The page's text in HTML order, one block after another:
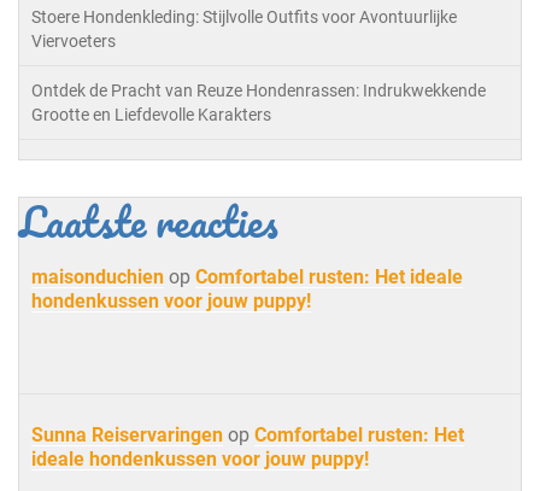
Stoere Hondenkleding: Stijlvolle Outfits voor Avontuurlijke
Viervoeters
Ontdek de Pracht van Reuze Hondenrassen: Indrukwekkende
Grootte en Liefdevolle Karakters
Laatste reacties
maisonduchien op Comfortabel rusten: Het ideale
hondenkussen voor jouw puppy!
Sunna Reiservaringen op Comfortabel rusten: Het
ideale hondenkussen voor jouw puppy!